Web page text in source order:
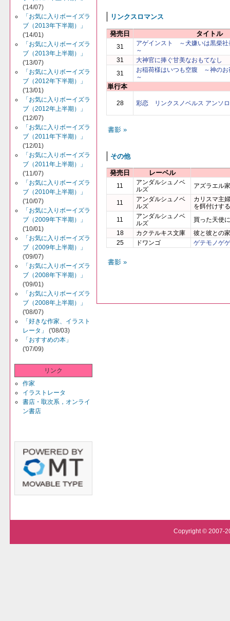
('14/07)
「お気に入りボーイズラ
ブ（2013年下半期）」
('14/01)
「お気に入りボーイズラ
ブ（2013年上半期）」
('13/07)
「お気に入りボーイズラ
ブ（2012年下半期）」
('13/01)
「お気に入りボーイズラ
ブ（2012年上半期）」
('12/07)
「お気に入りボーイズラ
ブ（2011年下半期）」
('12/01)
「お気に入りボーイズラ
ブ（2011年上半期）」
('11/07)
「お気に入りボーイズラ
ブ（2010年上半期）」
('10/07)
「お気に入りボーイズラ
ブ（2009年下半期）」
('10/01)
「お気に入りボーイズラ
ブ（2009年上半期）」
('09/07)
「お気に入りボーイズラ
ブ（2008年下半期）」
('09/01)
「お気に入りボーイズラ
ブ（2008年上半期）」
('08/07)
「好きな作家、イラスト
レータ」
('08/03)
「おすすめの本」
('07/09)
リンク
作家
イラストレータ
書店・取次系，オンライ
ン書店
リンクスロマンス
発売日 タイトル
31
アゲインスト ～犬嫌いは黒柴社
～
31
大神官に捧ぐ甘美なおもてなし
31
お稲荷様はいつも空腹 ～神のお
～
単行本
28 彩恋 リンクスノベルス アンソ
書影 »
その他
発売日 レーベル
11
アンダルシュノベ
ルズ
アズラエル
11
アンダルシュノベ
ルズ
カリスマ主
を餌付けす
11
アンダルシュノベ
ルズ
買った天使
18
カクテルキス文庫
彼と彼との
25
ドワンゴ ゲテモノゲ
書影 »
Copyright © 2007-